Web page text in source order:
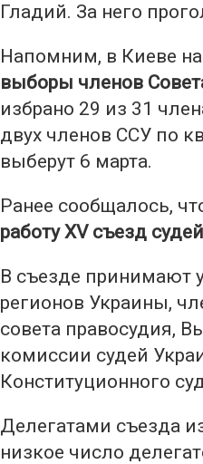
Гладий. За него
Напомним, в Киеве на
выборы членов
избрано 29 из 31
двух членов ССУ по
выберут 6 марта.
Ранее сообщалось,
работу XV съезд судей
В съезде принимают
регионов Украины,
совета правосудия,
комиссии судей
Конституционного
Делегатами съезда
низкое число